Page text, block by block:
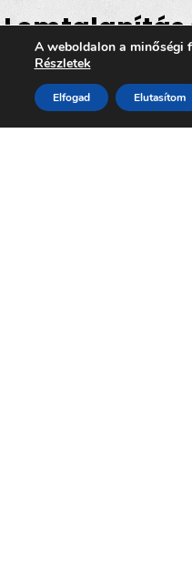
Lomtalanítás
ideális
helyzetben
Akárlakásfelújításról,
A weboldalon a minőségi
Részletek
Elfogad Elutasítom